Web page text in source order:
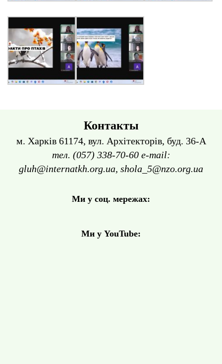
Контакты
м. Харків 61174, вул. Архітекторів, буд. 36-А
тел. (057) 338-70-60 e-mail:
gluh@internatkh.org.ua, shola_5@nzo.org.ua
Ми у соц. мережах:
Ми у YouTube: